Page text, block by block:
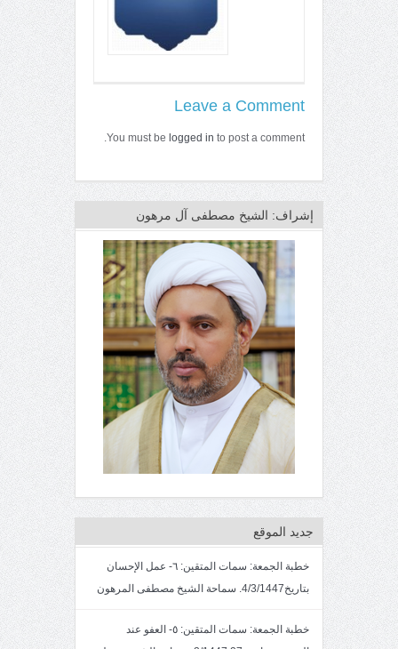
Leave a Comment
You must be logged in to post a comment.
إشراف: الشيخ مصطفى آل مرهون
جديد الموقع
خطبة الجمعة: سمات المتقين: ٦- عمل الإحسان
بتاريخ4/3/1447. سماحة الشيخ مصطفى المرهون
خطبة الجمعة: سمات المتقين: ٥- العفو عند